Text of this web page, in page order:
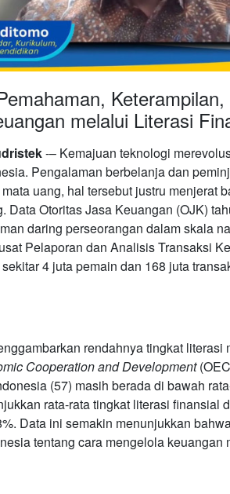
melalui Literasi
-– Kemajuan teknologi
Pengalaman berbelanja dan
uang, hal tersebut justru menjerat
Data Otoritas Jasa Keuangan (OJK)
daring perseorangan dalam skala
Pelaporan dan Analisis Transaksi
4 juta pemain dan 168 juta
rendahnya tingkat literasi
Cooperation and Development
(57) masih berada di bawah
rata-rata tingkat literasi finansial
Data ini semakin menunjukkan
tentang cara mengelola keuangan